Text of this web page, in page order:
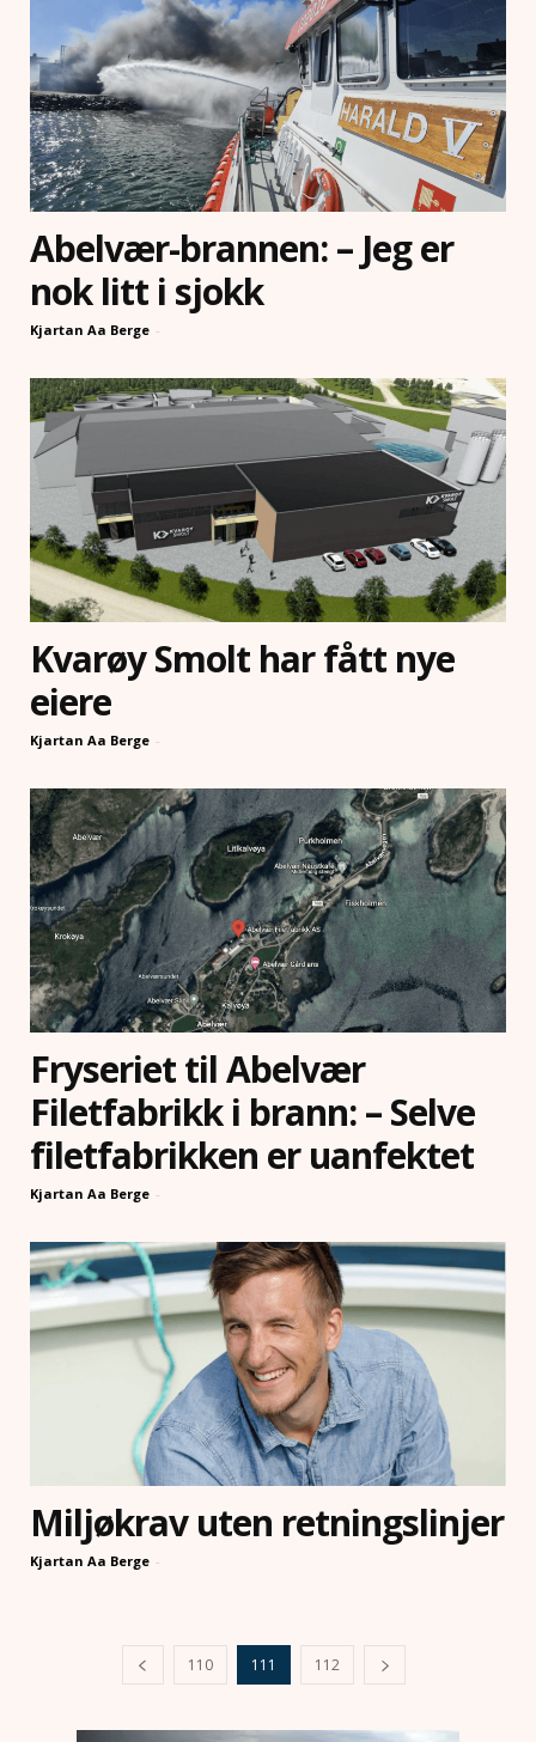
Abelvær-brannen: – Jeg er
nok litt i sjokk
Kjartan Aa Berge -
Kvarøy Smolt har fått nye
eiere
Kjartan Aa Berge -
Fryseriet til Abelvær
Filetfabrikk i brann: – Selve
filetfabrikken er uanfektet
Kjartan Aa Berge -
Miljøkrav uten retningslinjer
Kjartan Aa Berge -
110 111 112